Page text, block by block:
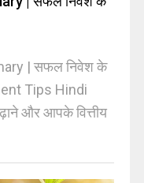
| सफल निवेश के
Tips Hindi
और आपके वित्तीय